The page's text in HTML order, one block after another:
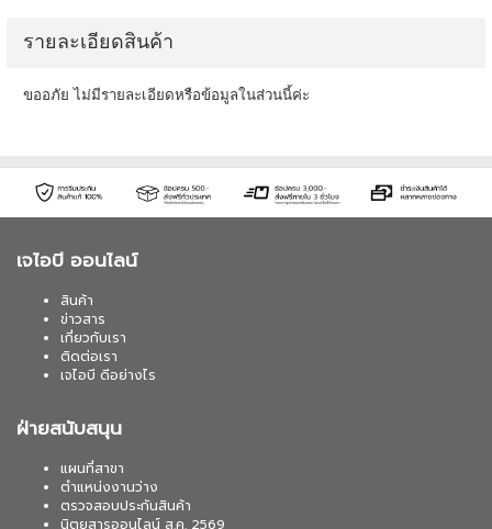
รายละเอียดสินค้า
ขออภัย ไม่มีรายละเอียดหรือข้อมูลในส่วนนี้ค่ะ
เจไอบี ออนไลน์
สินค้า
ข่าวสาร
เกี่ยวกับเรา
ติดต่อเรา
เจไอบี ดีอย่างไร
ฝ่ายสนับสนุน
แผนที่สาขา
ตำแหน่งงานว่าง
ตรวจสอบประกันสินค้า
นิตยสารออนไลน์ ส.ค. 2569